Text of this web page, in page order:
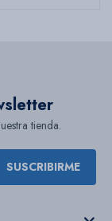
tienda.
SUSCRIBIRME